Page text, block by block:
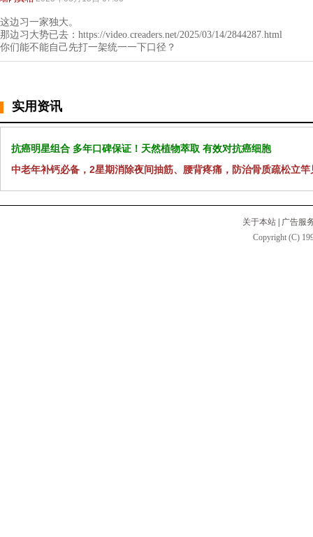
这边习一家独大。
那边习大势已去：https://video.creaders.net/2025/03/14/2844287.html
你们能不能自己先打一架统一一下口径？
实用资讯
抗癌明星组合 多年口碑保证！天然植物萃取 有效对抗癌细胞
中老年补钙必备，2星期消除夜间抽筋、腰背疼痛，防治骨质疏松立竿
关于本站
广告服
Copyright (C)